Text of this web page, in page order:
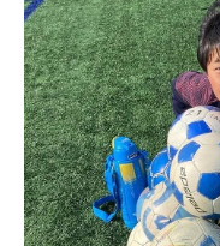
サッカース
を実感する秘
サッカースクールで
サッカースクールに通
瞬間は数多くあります